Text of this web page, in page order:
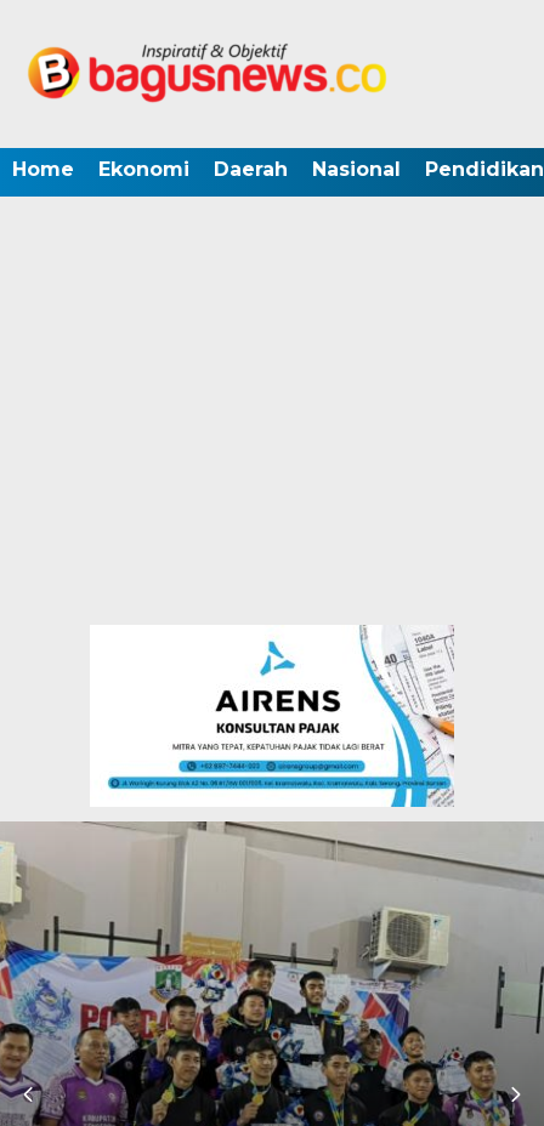
Home Ekonomi Daerah Nasional Pendidikan